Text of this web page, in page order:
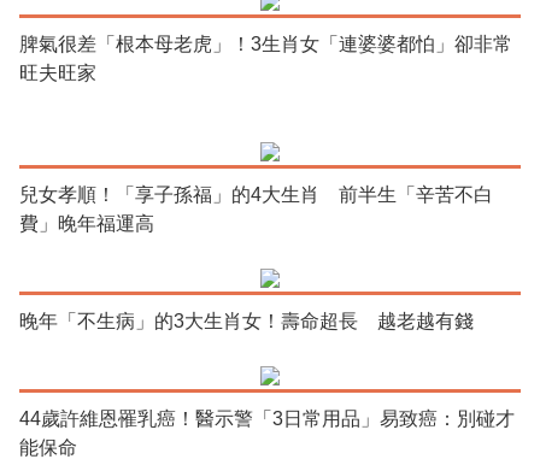
脾氣很差「根本母老虎」！3生肖女「連婆婆都怕」卻非常
旺夫旺家
兒女孝順！「享子孫福」的4大生肖 前半生「辛苦不白
費」晚年福運高
晚年「不生病」的3大生肖女！壽命超長 越老越有錢
44歲許維恩罹乳癌！醫示警「3日常用品」易致癌：別碰才
能保命